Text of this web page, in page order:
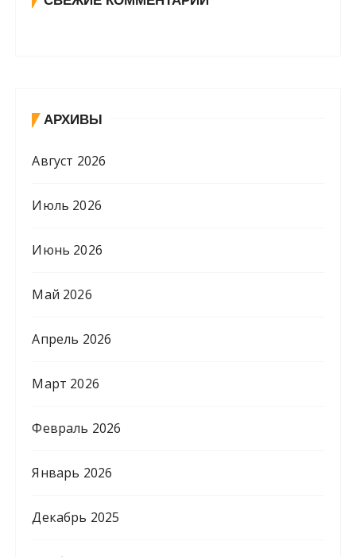
АРХИВЫ
Август 2026
Июль 2026
Июнь 2026
Май 2026
Апрель 2026
Март 2026
Февраль 2026
Январь 2026
Декабрь 2025